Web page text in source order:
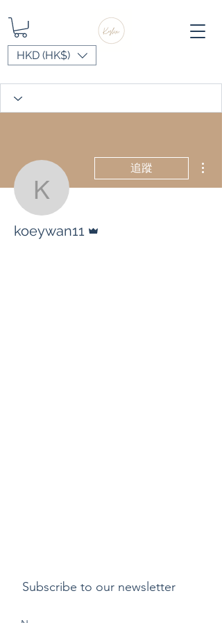
HKD (HK$)
koeywan11
追蹤
koeywan11
Subscribe to our newsletter